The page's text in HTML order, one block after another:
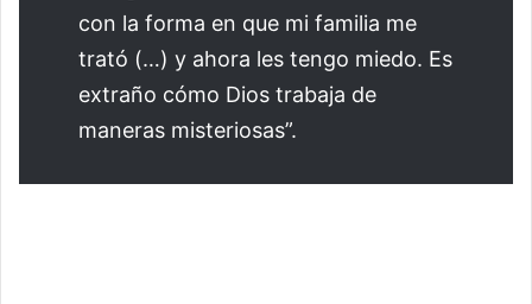
con la forma en que mi familia me
trató (…) y ahora les tengo miedo. Es
extraño cómo Dios trabaja de
maneras misteriosas”.